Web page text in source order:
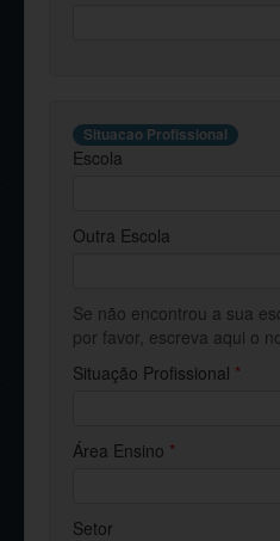
Situacao Profissional
Escola
Outra Escola
Se não encontrou a sua
por favor, escreva aqui o
Situação Profissional *
Área Ensino *
Setor